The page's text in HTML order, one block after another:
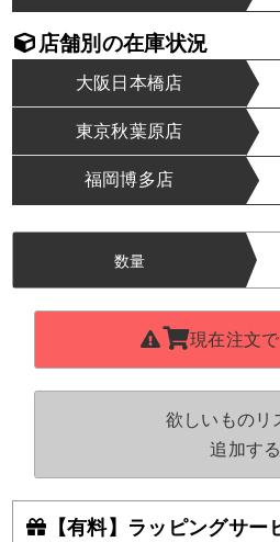
店舗別の在庫状況
大阪日本橋店
東京秋葉原店
福岡博多店
【有料】ラッピングサー
数量
現在注文
欲しいものリ
追加する